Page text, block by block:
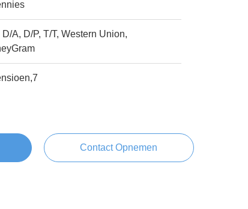
D/A, D/P, T/T, Western Union,
Contact Opnemen